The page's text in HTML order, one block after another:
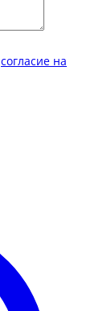
согласие на